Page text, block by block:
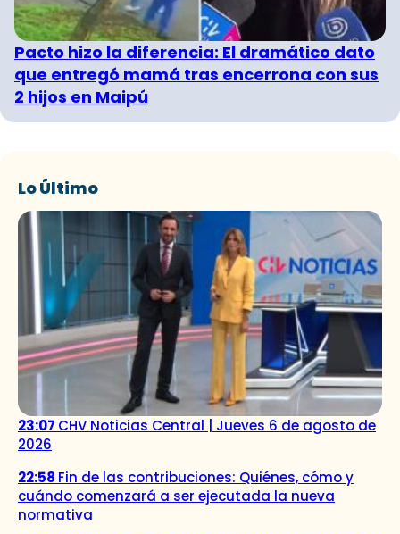
Pacto hizo la diferencia: El dramático dato
que entregó mamá tras encerrona con sus
2 hijos en Maipú
Lo Último
23:07 CHV Noticias Central | Jueves 6 de agosto de
2026
22:58 Fin de las contribuciones: Quiénes, cómo y
cuándo comenzará a ser ejecutada la nueva
normativa